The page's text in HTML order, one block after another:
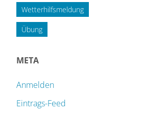
Wetterhilfsmeldung
Übung
META
Anmelden
Eintrags-Feed